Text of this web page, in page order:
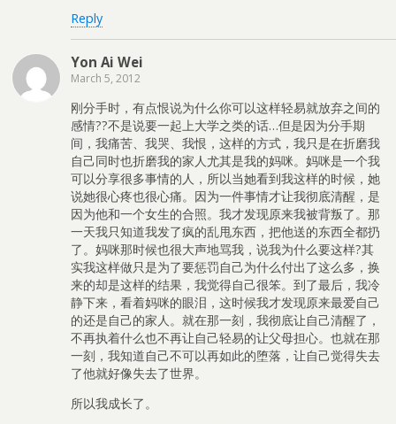
Reply
Yon Ai Wei
March 5, 2012
刚分手时，有点恨说为什么你可以这样轻易就放弃之间的
感情??不是说要一起上大学之类的话…但是因为分手期
间，我痛苦、我哭、我恨，这样的方式，我只是在折磨我
自己同时也折磨我的家人尤其是我的妈咪。妈咪是一个我
可以分享很多事情的人，所以当她看到我这样的时候，她
说她很心疼也很心痛。因为一件事情才让我彻底清醒，是
因为他和一个女生的合照。我才发现原来我被背叛了。那
一天我只知道我发了疯的乱甩东西，把他送的东西全都扔
了。妈咪那时候也很大声地骂我，说我为什么要这样?其
实我这样做只是为了要惩罚自己为什么付出了这么多，换
来的却是这样的结果，我觉得自己很笨。到了最后，我冷
静下来，看着妈咪的眼泪，这时候我才发现原来最爱自己
的还是自己的家人。就在那一刻，我彻底让自己清醒了，
不再执着什么也不再让自己轻易的让父母担心。也就在那
一刻，我知道自己不可以再如此的堕落，让自己觉得失去
了他就好像失去了世界。
所以我成长了。